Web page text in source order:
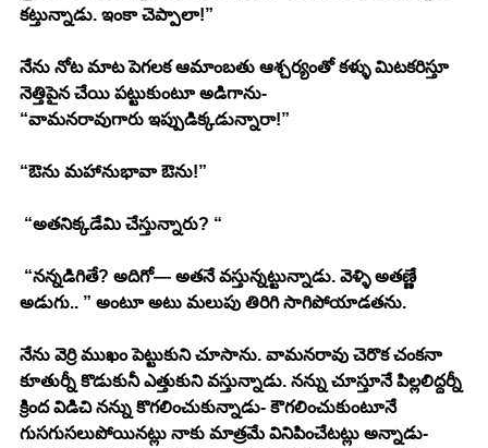
కట్తున్నాడు. ఇంకా చెప్పాలా!”
నేను నోట మాట పెగలక ఆమాంబతు ఆశ్చర్యంతో కళ్ళు మిటకరిస్తూ
నెత్తిపైన చేయి పట్టుకుంటూ అడిగాను-
“వామనరావుగారు ఇప్పుడిక్కడున్నారా!”
“ఔను మహానుభావా ఔను!”
“అతనిక్కడేమి చేస్తున్నారు? “
“నన్నడిగితే? అదిగో— అతనే వస్తున్నట్టున్నాడు. వెళ్ళి అతణ్ణే
అడుగు.. ” అంటూ అటు మలుపు తిరిగి సాగిపోయాడతను.
నేను వెర్రి ముఖం పెట్టుకుని చూసాను. వామనరావు చెరొక చంకనా
కూతుర్నీ కొడుకునీ ఎత్తుకుని వస్తున్నాడు. నన్ను చూస్తూనే పిల్లలిద్దర్నీ
క్రింద విడిచి నన్ను కొగలించుకున్నాడు- కౌగలించుకుంటూనే
గుసగుసలుపోయినట్లు నాకు మాత్రమే వినిపించేటట్లు అన్నాడు-